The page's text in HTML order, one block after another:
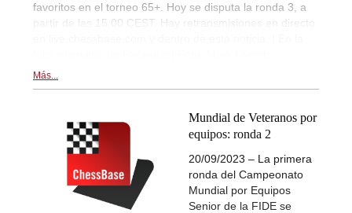
favoritos en el torneo 65+. Hoy se disputa la ronda 3, a
partir de las 15:00 CEST. Hay retransmisiones en directo
Más...
Mundial de Veteranos por
equipos: ronda 2
20/09/2023 – La primera
ronda del Campeonato
Mundial por Equipos
Senior de la FIDE se